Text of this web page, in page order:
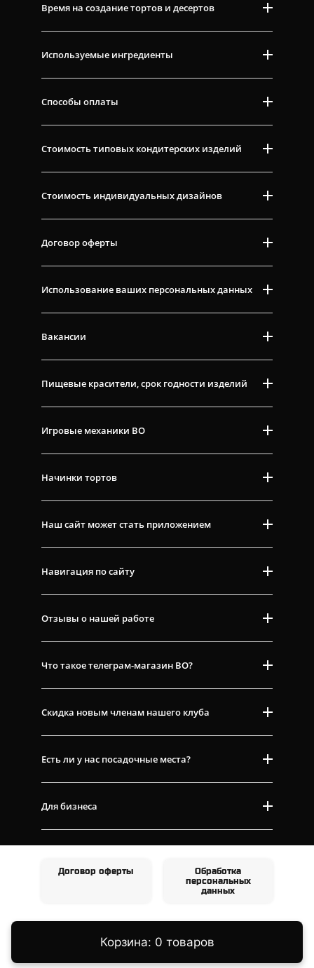
Время на создание тортов и десертов
Используемые ингредиенты
Способы оплаты
Стоимость типовых кондитерских изделий
Стоимость индивидуальных дизайнов
Договор оферты
Использование ваших персональных данных
Вакансии
Пищевые красители, срок годности изделий
Игровые механики ВО
Начинки тортов
Наш сайт может стать приложением
Навигация по сайту
Отзывы о нашей работе
Что такое телеграм-магазин ВО?
Скидка новым членам нашего клуба
Есть ли у нас посадочные места?
Для бизнеса
Договор оферты
Обработка
персональных
данных
Корзина: 0 товаров